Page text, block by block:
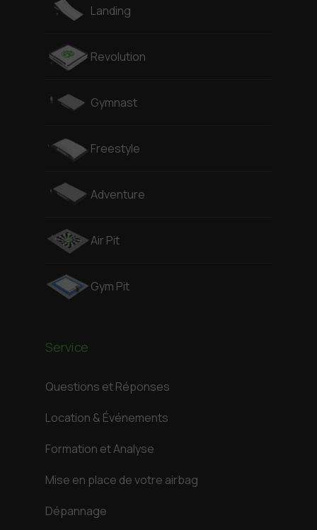
Landing
Revolution
Gymnast
Freestyle
Adventure
Air Pit
Gym Pit
Service
Questions et Réponses
Location & Événements
Formation et Analyse
Mise en place de votre airbag
Dépannage